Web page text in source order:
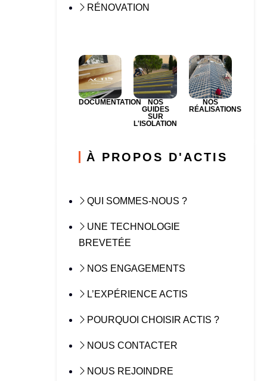
RÉNOVATION
DOCUMENTATION
NOS
GUIDES
SUR
L'ISOLATION
NOS
RÉALISATIONS
À PROPOS D'ACTIS
QUI SOMMES-NOUS ?
UNE TECHNOLOGIE
BREVETÉE
NOS ENGAGEMENTS
L’EXPÉRIENCE ACTIS
POURQUOI CHOISIR ACTIS ?
NOUS CONTACTER
NOUS REJOINDRE